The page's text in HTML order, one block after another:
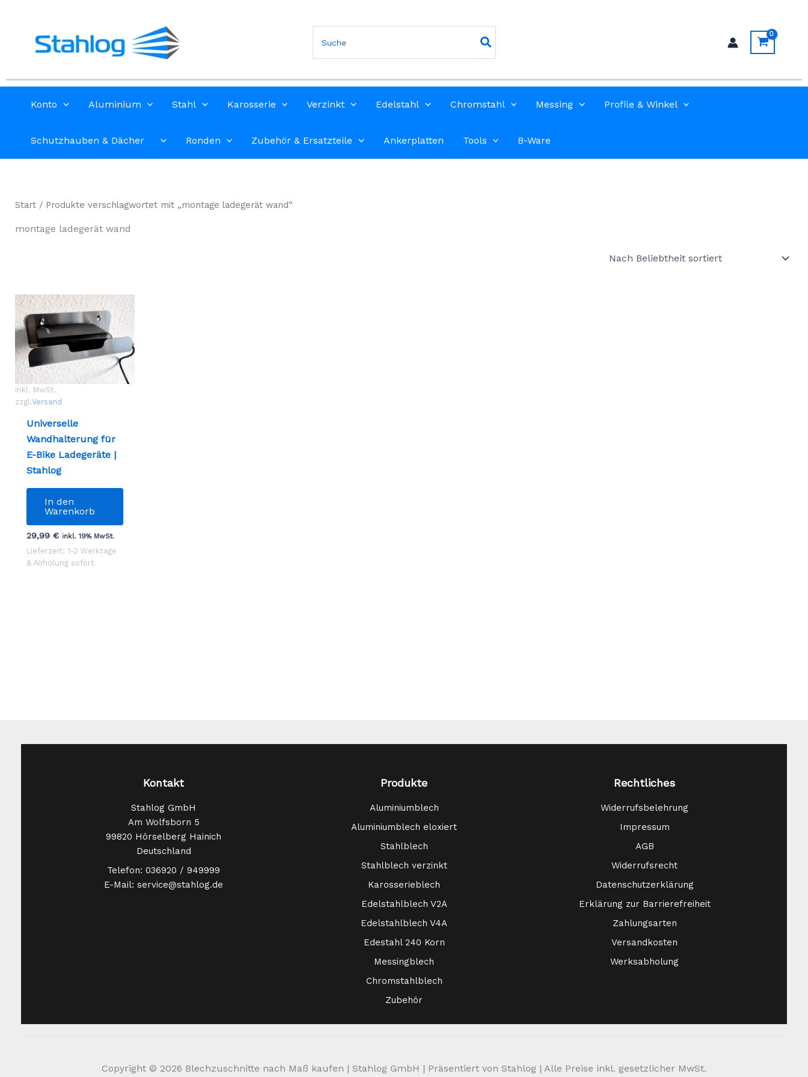
springen
for:
Konto Aluminium Stahl Karosserie Verzinkt Edelstahl Chromstahl Messing Profile & Winkel
Schutzhauben & Dächer Ronden Zubehör & Ersatzteile Ankerplatten Tools B-Ware
Start / Produkte verschlagwortet mit „montage ladegerät wand“
montage ladegerät wand
inkl. MwSt.
zzgl.Versand
Universelle
Wandhalterung für
E-Bike Ladegeräte |
Stahlog
In den
Warenkorb
29,99€ inkl. 19% MwSt.
Lieferzeit: 1-2 Werktage
& Abholung sofort
Kontakt
Stahlog GmbH
Am Wolfsborn 5
99820 Hörselberg Hainich
Deutschland
Telefon: 036920 / 949999
E-Mail: service@stahlog.de
Produkte
Aluminiumblech
Aluminiumblech eloxiert
Stahlblech
Stahlblech verzinkt
Karosserieblech
Edelstahlblech V2A
Edelstahlblech V4A
Edestahl 240 Korn
Messingblech
Chromstahlblech
Zubehör
Rechtliches
Widerrufsbelehrung
Impressum
AGB
Widerrufsrecht
Datenschutzerklärung
Erklärung zur Barrierefreiheit
Zahlungsarten
Versandkosten
Werksabholung
Copyright © 2026 Blechzuschnitte nach Maß kaufen | Stahlog GmbH | Präsentiert von Stahlog | Alle Preise inkl. gesetzlicher MwSt.